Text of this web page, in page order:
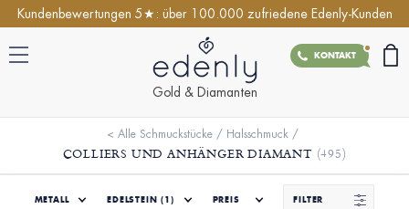
Kundenbewertungen 5★: über 100.000 zufriedene Edenly-Kunden
KONTAKT
Gold & Diamanten
< Alle Schmuckstücke / Halsschmuck /
COLLIERS UND ANHÄNGER DIAMANT (495)
METALL EDELSTEIN (1) PREIS FILTER